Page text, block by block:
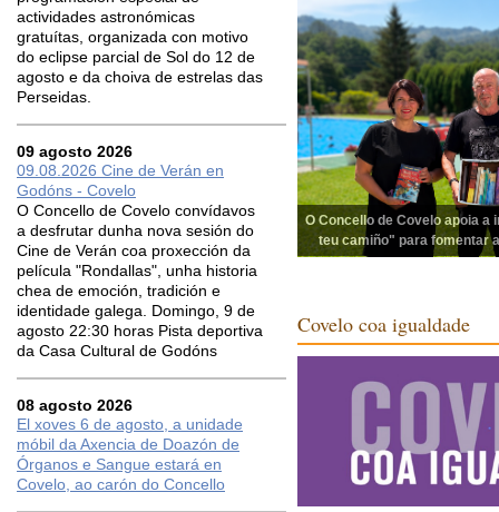
actividades astronómicas
gratuítas, organizada con motivo
do eclipse parcial de Sol do 12 de
agosto e da choiva de estrelas das
Perseidas.
09 agosto 2026
09.08.2026 Cine de Verán en
Godóns - Covelo
O Concello de Covelo convídavos
a desfrutar dunha nova sesión do
Cine de Verán coa proxección da
película "Rondallas", unha historia
chea de emoción, tradición e
identidade galega. Domingo, 9 de
agosto 22:30 horas Pista deportiva
da Casa Cultural de Godóns
08 agosto 2026
El xoves 6 de agosto, a unidade
móbil da Axencia de Doazón de
Órganos e Sangue estará en
Covelo, ao carón do Concello
O Concello de Covelo apoia
teu camiño" para fomentar
Covelo coa igualdade